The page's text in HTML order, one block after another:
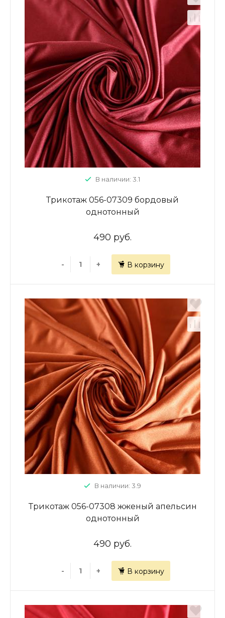
В наличии: 3.1
Трикотаж 056-07309 бордовый
однотонный
490 руб.
- + В корзину
В наличии: 3.9
Трикотаж 056-07308 жженый апельсин
однотонный
490 руб.
- + В корзину